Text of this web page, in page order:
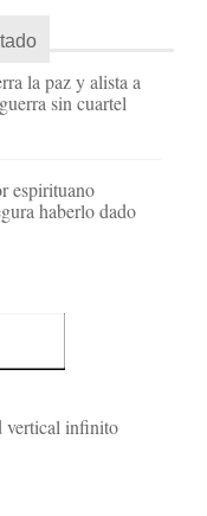
la paz y alista a
sin cuartel
espirituano
haberlo dado
vertical infinito